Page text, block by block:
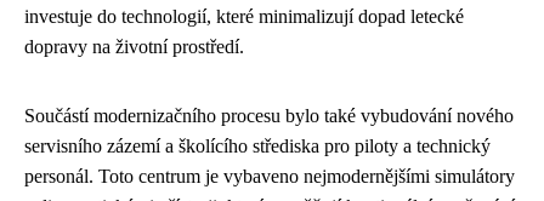
investuje do technologií, které minimalizují dopad letecké
dopravy na životní prostředí.
Součástí modernizačního procesu bylo také vybudování nového
servisního zázemí a školícího střediska pro piloty a technický
personál. Toto centrum je vybaveno nejmodernějšími simulátory